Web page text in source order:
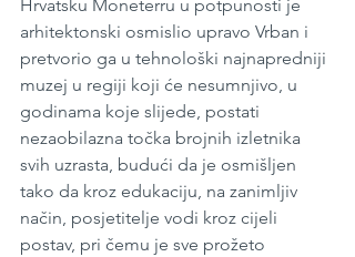
Hrvatsku Moneterru u potpunosti je
arhitektonski osmislio upravo Vrban i
pretvorio ga u tehnološki najnapredniji
muzej u regiji koji će nesumnjivo, u
godinama koje slijede, postati
nezaobilazna točka brojnih izletnika
svih uzrasta, budući da je osmišljen
tako da kroz edukaciju, na zanimljiv
način, posjetitelje vodi kroz cijeli
postav, pri čemu je sve prožeto